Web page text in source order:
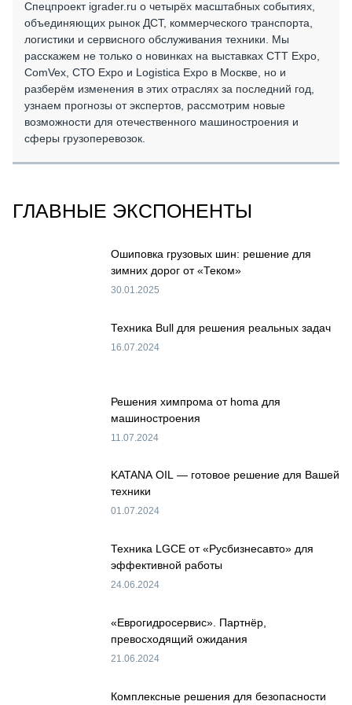
СЕРВИСМЕНЫ
СПЕЦПРОЕКТЫ
МЕРОПРИЯТИЯ
СТАТЬИ ПО КАТЕГОРИЯМ ТЕХНИКИ
О ПРОЕКТЕ
Спецпроект igrader.ru о четырёх масштабных событиях,
объединяющих рынок ДСТ, коммерческого транспорта,
логистики и сервисного обслуживания техники. Мы
расскажем не только о новинках на выставках СТТ Expo,
ComVex, СТО Expo и Logistica Expo в Москве, но и
разберём изменения в этих отраслях за последний год,
узнаем прогнозы от экспертов, рассмотрим новые
возможности для отечественного машиностроения и
сферы грузоперевозок.
ГЛАВНЫЕ ЭКСПОНЕНТЫ
Ошиповка грузовых шин: решение для
зимних дорог от «Теком»
30.01.2025
Техника Bull для решения реальных задач
16.07.2024
Решения химпрома от homa для
машиностроения
11.07.2024
KATANA OIL — готовое решение для Вашей
техники
01.07.2024
Техника LGCE от «Русбизнесавто» для
эффективной работы
24.06.2024
«Еврогидросервис». Партнёр,
превосходящий ожидания
21.06.2024
Комплексные решения для безопасности